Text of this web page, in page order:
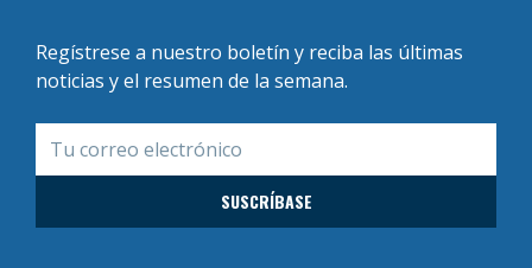
Regístrese a nuestro boletín y reciba las últimas
noticias y el resumen de la semana.